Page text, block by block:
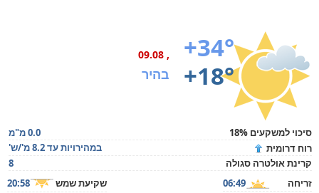
+34°
+18°
, 09.08
בהיר
סיכוי למשקעים 18%
0.0 מ"מ
רוח דרומית
במהירויות עד 8.2 מ'/ש'
קרינת אולטרה סגולה
8
זריחה
06:49 שקיעת שמש 20:58